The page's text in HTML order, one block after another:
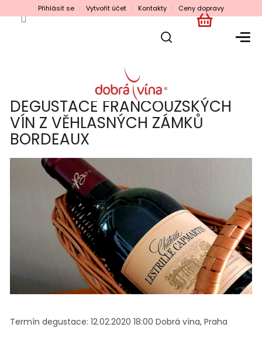
na
Přihlásit se Vytvořit účet Kontakty Ceny dopravy
NÁKUPNÍ
DEGUSTACE FRANCOUZSKÝCH
VÍN Z VĚHLASNÝCH ZÁMKŮ
BORDEAUX
Termín degustace: 12.02.2020 18:00 Dobrá vína, Praha